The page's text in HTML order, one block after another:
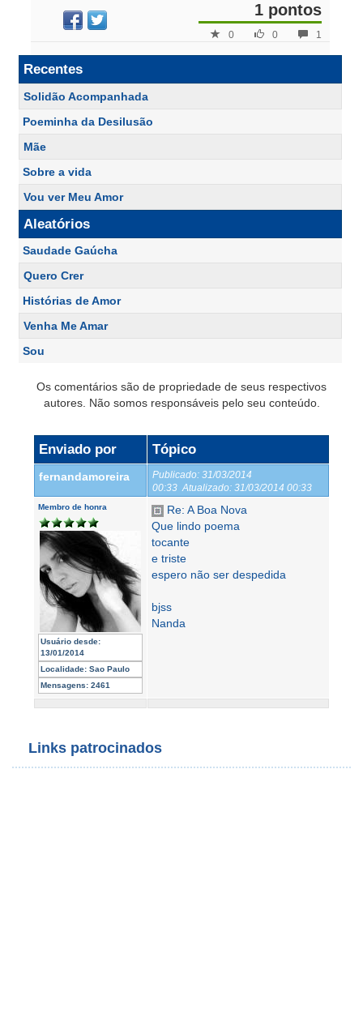
1 pontos
1
0
0
Recentes
Solidão Acompanhada
Poeminha da Desilusão
Mãe
Sobre a vida
Vou ver Meu Amor
Aleatórios
Saudade Gaúcha
Quero Crer
Histórias de Amor
Venha Me Amar
Sou
Os comentários são de propriedade de seus respectivos
autores. Não somos responsáveis pelo seu conteúdo.
Enviado por Tópico
fernandamoreira Publicado: 31/03/2014
00:33 Atualizado: 31/03/2014 00:33
Membro de honra
Usuário desde:
13/01/2014
Localidade: Sao Paulo
Mensagens: 2461
Re: A Boa Nova
Que lindo poema
tocante
e triste
espero não ser despedida
bjss
Nanda
Links patrocinados